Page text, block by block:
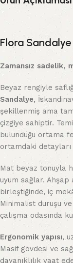
Flora Sandalye
Zamansız sadelik,
Beyaz rengiyle
Sandalye,
şekillenmiş ama
çizgiye sahiptir.
bulunduğu ortama
ortamdaki detayları
Mat beyaz tonuyla
uyum sağlar.
birleştiğinde, iç
Minimalist duruşu
çalışma odasında
Ergonomik yapısı,
Masif gövdesi ve
dayanıklılık vaat